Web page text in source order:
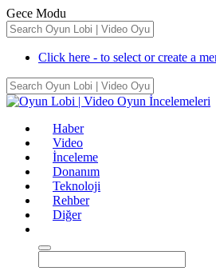
Gece Modu
Click here - to select or create a
Haber
Video
İnceleme
Donanım
Teknoloji
Rehber
Diğer